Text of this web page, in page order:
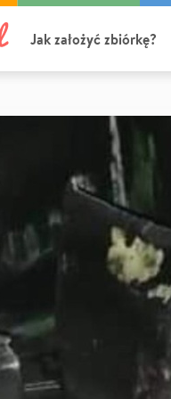
Jak założyć zbiórkę?